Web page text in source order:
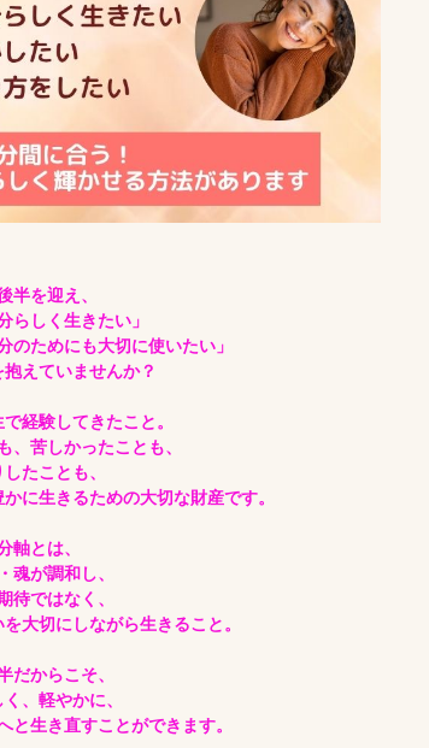
半を迎え、
らしく生きたい」
のためにも大切に使いたい」
えていませんか？
経験してきたこと。
、苦しかったことも、
たことも、
に生きるための大切な財産です。
軸とは、
魂が調和し、
待ではなく、
大切にしながら生きること。
だからこそ、
、軽やかに、
と生き直すことができます。